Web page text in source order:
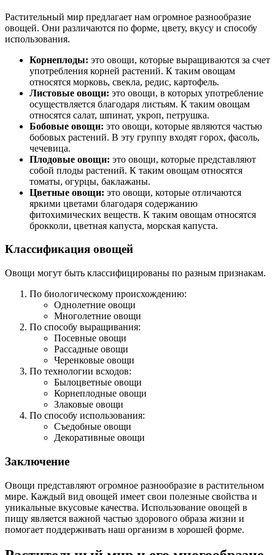
Растительный мир предлагает нам огромное разнообразие
овощей. Они различаются по форме, цвету, вкусу и способу
использования.
Корнеплоды: это овощи, которые выращиваются за счет
употребления корней растений. К таким овощам
относятся морковь, свекла, редис, картофель.
Листовые овощи: это овощи, в которых употребление
осуществляется благодаря листьям. К таким овощам
относятся салат, шпинат, укроп, петрушка.
Бобовые овощи: это овощи, которые являются частью
бобовых растений. В эту группу входят горох, фасоль,
чечевица.
Плодовые овощи: это овощи, которые представляют
собой плоды растений. К таким овощам относятся
томаты, огурцы, баклажаны.
Цветные овощи: это овощи, которые отличаются
яркими цветами благодаря содержанию
фитохимических веществ. К таким овощам относятся
брокколи, цветная капуста, морская капуста.
Классификация овощей
Овощи могут быть классифицированы по разным признакам.
По биологическому происхождению:
Однолетние овощи
Многолетние овощи
По способу выращивания:
Посевные овощи
Рассадные овощи
Черенковые овощи
По технологии всходов:
Былоцветные овощи
Корнеплодные овощи
Злаковые овощи
По способу использования:
Съедобные овощи
Декоративные овощи
Заключение
Овощи представляют огромное разнообразие в растительном
мире. Каждый вид овощей имеет свои полезные свойства и
уникальные вкусовые качества. Использование овощей в
пищу является важной частью здорового образа жизни и
помогает поддерживать наш организм в хорошей форме.